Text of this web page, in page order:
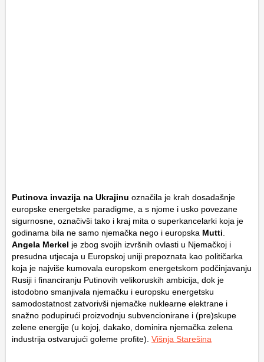
Putinova invazija na Ukrajinu označila je krah dosadašnje
europske energetske paradigme, a s njome i usko povezane
sigurnosne, označivši tako i kraj mita o superkancelarki koja je
godinama bila ne samo njemačka nego i europska Mutti
Angela Merkel je zbog svojih izvršnih ovlasti u Njemačkoj i
presudna utjecaja u Europskoj uniji prepoznata kao političarka
koja je najviše kumovala europskom energetskom podčinjavanju
Rusiji i financiranju Putinovih velikoruskih ambicija, dok je
istodobno smanjivala njemačku i europsku energetsku
samodostatnost zatvorivši njemačke nuklearne elektrane i
snažno podupirući proizvodnju subvencionirane i (pre)skupe
zelene energije (u kojoj, dakako, dominira njemačka zelena
industrija ostvarujući goleme profite). Višnja Starešina